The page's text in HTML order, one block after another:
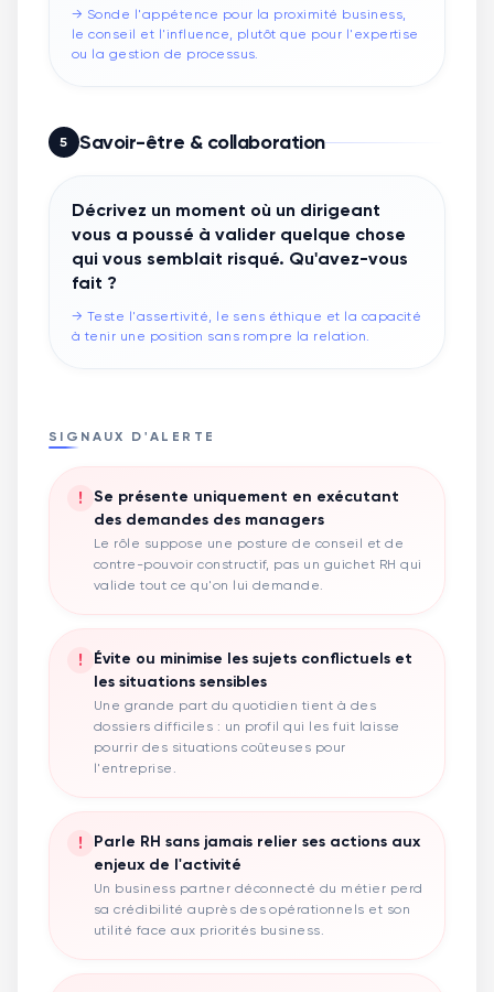
→ Sonde l'appétence pour la proximité business,
le conseil et l'influence, plutôt que pour l'expertise
ou la gestion de processus.
5 Savoir-être & collaboration
Décrivez un moment où un dirigeant
vous a poussé à valider quelque chose
qui vous semblait risqué. Qu'avez-vous
fait ?
→ Teste l'assertivité, le sens éthique et la capacité
à tenir une position sans rompre la relation.
SIGNAUX D'ALERTE
!
Se présente uniquement en exécutant
des demandes des managers
Le rôle suppose une posture de conseil et de
contre-pouvoir constructif, pas un guichet RH qui
valide tout ce qu'on lui demande.
!
Évite ou minimise les sujets conflictuels et
les situations sensibles
Une grande part du quotidien tient à des
dossiers difficiles : un profil qui les fuit laisse
pourrir des situations coûteuses pour
l'entreprise.
!
Parle RH sans jamais relier ses actions aux
enjeux de l'activité
Un business partner déconnecté du métier perd
sa crédibilité auprès des opérationnels et son
utilité face aux priorités business.